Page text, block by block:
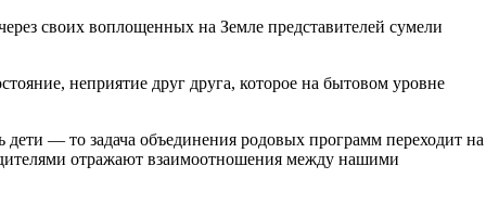
своих воплощенных на Земле представителей сумели
неприятие друг друга, которое на бытовом уровне
— то задача объединения родовых программ переходит на
отражают взаимоотношения между нашими